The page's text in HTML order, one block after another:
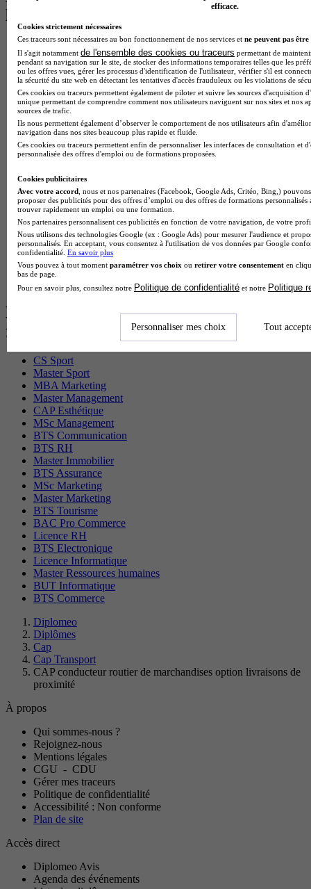
les plus recherchés
BTS Esf en alternance
BTS Dietetique en alternance
BTS Mco en alternance
BTS Pi en alternance
BTS Sp3s en alternance
Master CCA en alternance
BTS Ndrc en alternance
BTS Sam en alternance
Cap Fleuriste en alternance
BTS Sio en alternance
BTS Gpme en alternance
Cap Electricien en alternance
BTS Gpn en alternance
BTS Domotique en alternance
BAC Pro Agora en alternance
BTS Sta en alternance
BTS Iris en alternance
BTS Tpl en alternance
BTS Ati en alternance
Les diplômes par filière les plus
recherchés
CS Sport
Master Sport
MBA Marketing
Master Management
CAP Esthétique
MSc Management
BTS Communication
BTS RH
Master Immobilier
BTS Assurance
MSc Marketing
Master Marketing
BTS Tourisme
BAC Pro Commerce
Licence RH
BTS Electronique
Licence Informatique
Master Ressources humaines
BUT Informatique
BTS Commerce
Diplomeo
Diplômes
Cap
Cap Transport
CAP conducteur routier de marchandises option livraisons de
proximité
À propos
Qui sommes-nous ?
Rejoignez-nous
Mentions légales
CGU - CDU
Gérer mes traceurs
Politique de confidentialité
Accessibilité : Non conforme
Plan de site
Accès direct
Diplomeo Avis
Agenda des événements
efficace.
Cookies strictement nécessaires
Ces traceurs sont nécessaires au bon fonctionnement de nos services et ne peuvent pas être
Il s'agit notamment de l'ensemble des cookies ou traceurs permettant de
pendant sa navigation sur le site, de stocker des informations temporaires telles que les
ou les offres vues, gérer les processus d'identification de l'utilisateur, vérifier s'il est
la sécurité du site web en détectant les tentatives d'accès frauduleux ou les violations de
Ces cookies ou traceurs permettent également de piloter et suivre les sources d'acquisition
unique permettant de comprendre comment nos utilisateurs naviguent sur nos sites et nos
sources de trafic.
Ils nous permettent également d’observer le comportement de nos utilisateurs afin
navigation dans nos sites beaucoup plus rapide et fluide.
Ces cookies ou traceurs permettent enfin de personnaliser les interfaces de consultation et
personnalisée des offres d'emploi ou de formations proposées.
Cookies publicitaires
Avec votre accord , nous et nos partenaires (Facebook, Google Ads, Critéo, Bing,)
proposer des publicités pour des offres d’emploi ou des offres de formations
trouver rapidement un emploi ou une formation.
Nos partenaires personnalisent ces publicités en fonction de votre navigation, de votre
Nous utilisons des technologies Google (ex : Google Ads) pour mesurer l'audience et
personnalisés. En acceptant, vous consentez à l'utilisation de vos données par Google
confidentialité. En savoir plus
Vous pouvez à tout moment paramétrer vos choix ou retirer votre consentement en
bas de page.
Pour en savoir plus, consultez notre Politique de confidentialité et notre Politique
Personnaliser mes choix Tout